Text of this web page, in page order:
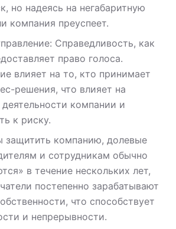
но надеясь на негабаритную
компания преуспеет.
Справедливость, как
право голоса.
влияет на то, кто принимает
решения, что влияет на
деятельности компании и
к риску.
защитить компанию, долевые
и сотрудникам обычно
в течение нескольких лет,
постепенно зарабатывают
что способствует
и непрерывности.